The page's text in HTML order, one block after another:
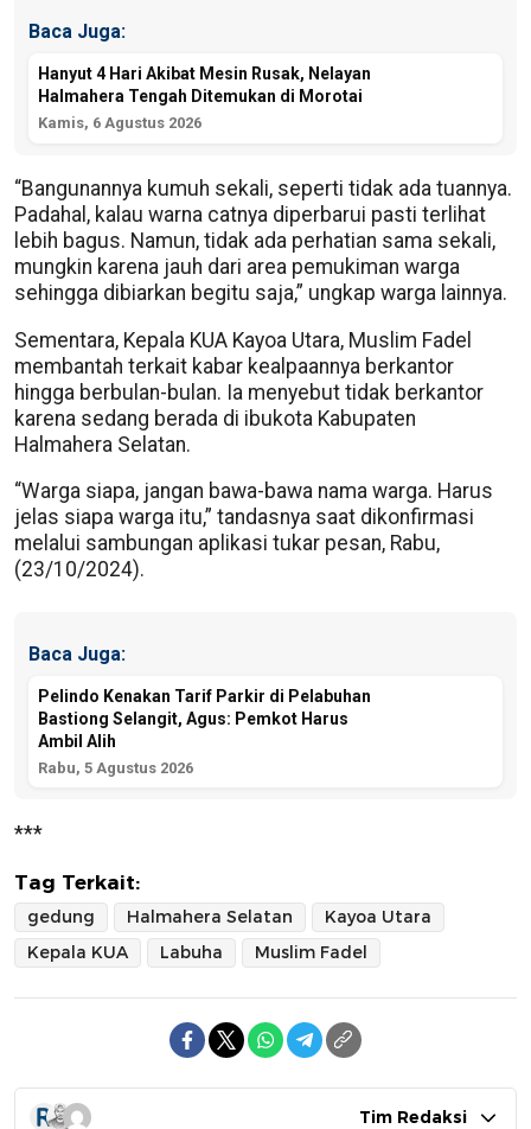
Baca Juga:
Hanyut 4 Hari Akibat Mesin Rusak, Nelayan
Halmahera Tengah Ditemukan di Morotai
Kamis, 6 Agustus 2026
“Bangunannya kumuh sekali, seperti tidak ada tuannya.
Padahal, kalau warna catnya diperbarui pasti terlihat
lebih bagus. Namun, tidak ada perhatian sama sekali,
mungkin karena jauh dari area pemukiman warga
sehingga dibiarkan begitu saja,” ungkap warga lainnya.
Sementara, Kepala KUA Kayoa Utara, Muslim Fadel
membantah terkait kabar kealpaannya berkantor
hingga berbulan-bulan. Ia menyebut tidak berkantor
karena sedang berada di ibukota Kabupaten
Halmahera Selatan.
“Warga siapa, jangan bawa-bawa nama warga. Harus
jelas siapa warga itu,” tandasnya saat dikonfirmasi
melalui sambungan aplikasi tukar pesan, Rabu,
(23/10/2024).
Baca Juga:
Pelindo Kenakan Tarif Parkir di Pelabuhan
Bastiong Selangit, Agus: Pemkot Harus
Ambil Alih
Rabu, 5 Agustus 2026
***
Tag Terkait:
gedung Halmahera Selatan
Kayoa Utara
Kepala KUA
Labuha Muslim Fadel
Tim Redaksi